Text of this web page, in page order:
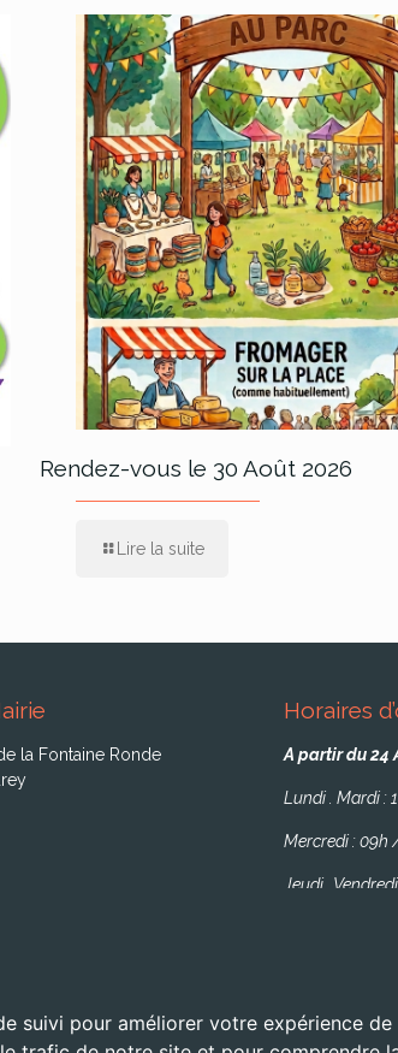
suivi pour améliorer votre expérience
Rendez-vous le 30 Août 2026
Lire la suite
la Fontaine Ronde
Horaires
A partir du 24
Lundi . Mardi :
Mercredi : 09h
Jeudi .